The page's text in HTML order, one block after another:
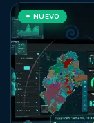
✦ NUEVO